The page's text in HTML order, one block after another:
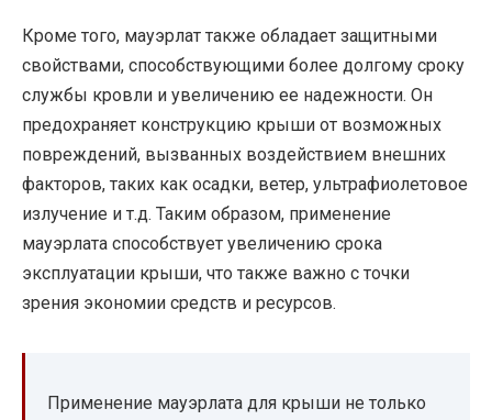
Кроме того, мауэрлат также обладает защитными
свойствами, способствующими более долгому сроку
службы кровли и увеличению ее надежности. Он
предохраняет конструкцию крыши от возможных
повреждений, вызванных воздействием внешних
факторов, таких как осадки, ветер, ультрафиолетовое
излучение и т.д. Таким образом, применение
мауэрлата способствует увеличению срока
эксплуатации крыши, что также важно с точки
зрения экономии средств и ресурсов.
Применение мауэрлата для крыши не только